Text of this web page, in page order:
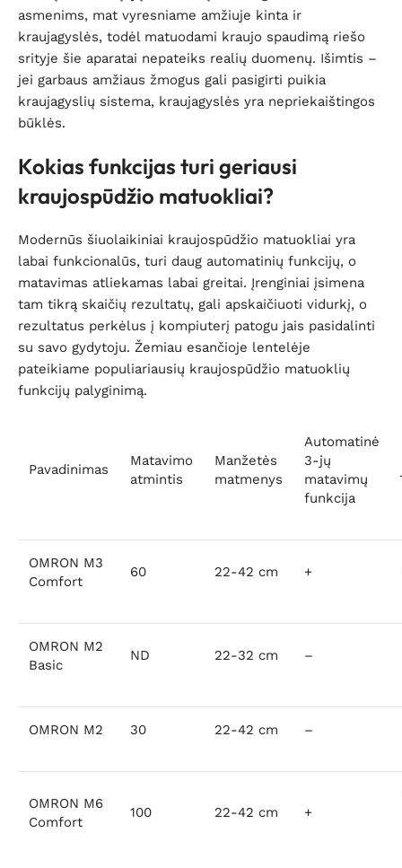
asmenims, mat vyresniame amžiuje kinta ir
kraujagyslės, todėl matuodami kraujo spaudimą riešo
srityje šie aparatai nepateiks realių duomenų. Išimtis –
jei garbaus amžiaus žmogus gali pasigirti puikia
kraujagyslių sistema, kraujagyslės yra nepriekaištingos
būklės.
Kokias funkcijas turi geriausi
kraujospūdžio matuokliai?
Modernūs šiuolaikiniai kraujospūdžio matuokliai yra
labai funkcionalūs, turi daug automatinių funkcijų, o
matavimas atliekamas labai greitai. Įrenginiai įsimena
tam tikrą skaičių rezultatų, gali apskaičiuoti vidurkį, o
rezultatus perkėlus į kompiuterį patogu jais pasidalinti
su savo gydytoju. Žemiau esančioje lentelėje
pateikiame populiariausių kraujospūdžio matuoklių
funkcijų palyginimą.
Pavadinimas
Matavimo
atmintis
Manžetės
matmenys
Automatinė
3-jų
matavimų
funkcija
OMRON M3
Comfort
60 22-42 cm +
OMRON M2
Basic
ND 22-32 cm –
OMRON M2 30 22-42 cm –
OMRON M6
Comfort
100 22-42 cm +